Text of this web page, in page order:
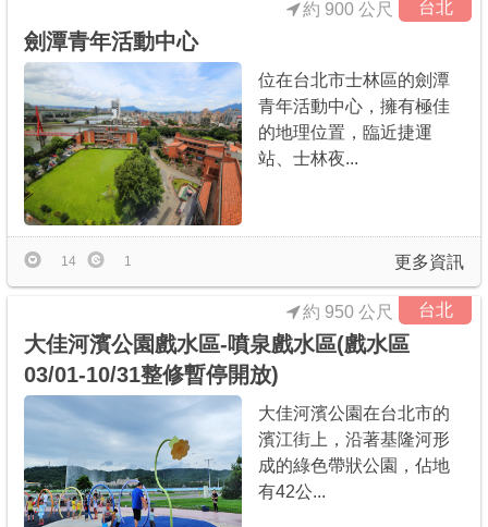
台北
約 900 公尺
劍潭青年活動中心
位在台北市士林區的劍潭
青年活動中心，擁有極佳
的地理位置，臨近捷運
站、士林夜...
更多資訊
14 1
台北
約 950 公尺
大佳河濱公園戲水區-噴泉戲水區(戲水區
03/01-10/31整修暫停開放)
大佳河濱公園在台北市的
濱江街上，沿著基隆河形
成的綠色帶狀公園，佔地
有42公...